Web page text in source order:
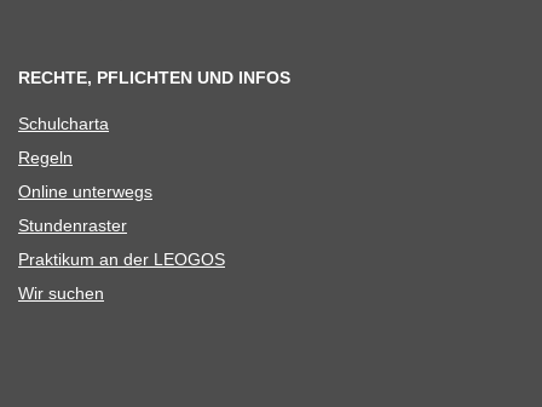
RECHTE, PFLICHTEN UND INFOS
Schul­charta
Regeln
Online unter­wegs
Stun­den­ras­ter
Prak­ti­kum an der LEOGOS
Wir suchen